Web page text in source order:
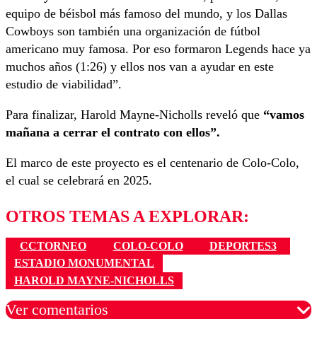
equipo de béisbol más famoso del mundo, y los Dallas
Cowboys son también una organización de fútbol
americano muy famosa. Por eso formaron Legends hace ya
muchos años (1:26) y ellos nos van a ayudar en este
estudio de viabilidad”.
Para finalizar, Harold Mayne-Nicholls reveló que “vamos
mañana a cerrar el contrato con ellos”.
El marco de este proyecto es el centenario de Colo-Colo,
el cual se celebrará en 2025.
OTROS TEMAS A EXPLORAR:
CCTORNEO COLO-COLO
DEPORTES3
ESTADIO MONUMENTAL
HAROLD MAYNE-NICHOLLS
Ver comentarios